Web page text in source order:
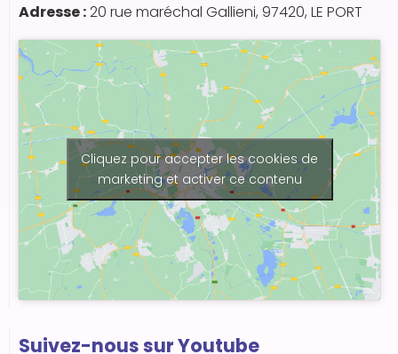
Adresse :20 rue maréchal Gallieni, 97420, LE PORT
Cliquez pour accepter les cookies de
marketing et activer ce contenu
Suivez-nous sur Youtube